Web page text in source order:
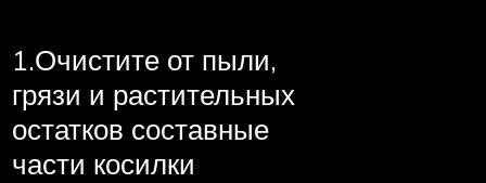
1.Очистите от пыли,
грязи и растительных
остатков составные
части косилки